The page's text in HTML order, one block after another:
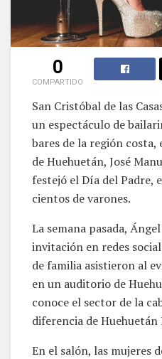
0
COMPARTIDO
San Cristóbal de las
un espectáculo de
bares de la región
de Huehuetán, José
festejó el Día del Padre,
cientos de varones.
La semana pasada,
invitación en redes
de familia asistieron al
en un auditorio de
conoce el sector de la
diferencia de Huehuetán
En el salón, las mujeres